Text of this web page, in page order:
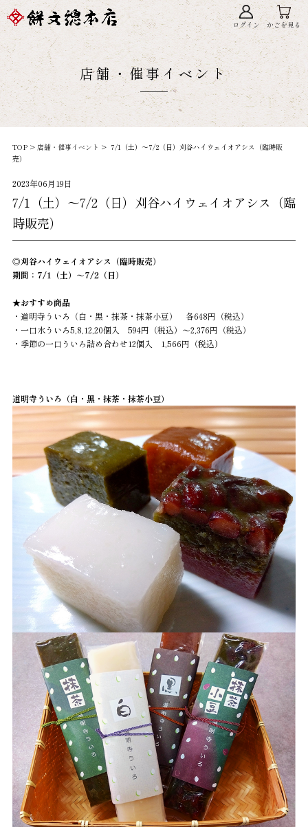
ログイン かごを見る
店舗・催事イベント
TOP > 店舗・催事イベント > 7/1（土）～7/2（日）刈谷ハイウェイオアシス（臨時販
売）
2023年06月19日
7/1（土）～7/2（日）刈谷ハイウェイオアシス（臨
時販売）
◎刈谷ハイウェイオアシス（臨時販売）
期間：7/1（土）～7/2（日）
★おすすめ商品
・道明寺ういろ（白・黒・抹茶・抹茶小豆） 各648円（税込）
・一口水ういろ5,8,12,20個入 594円（税込）～2,376円（税込）
・季節の一口ういろ詰め合わせ12個入 1,566円（税込）
道明寺ういろ（白・黒・抹茶・抹茶小豆）